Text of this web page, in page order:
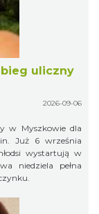
bieg uliczny
2026-09-06
w Myszkowie dla
Już 6 września
wystartują w
niedziela pełna